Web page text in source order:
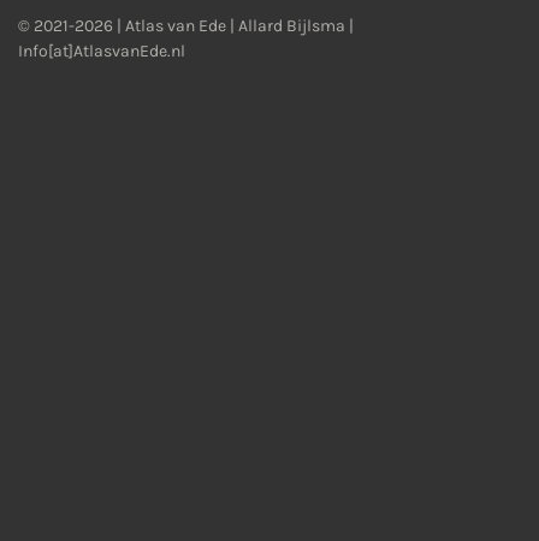
© 2021-2026 | Atlas van Ede | Allard Bijlsma |
Info[at]AtlasvanEde.nl